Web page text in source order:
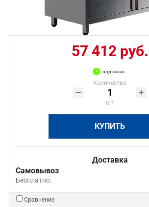
57 412 руб.
под заказ
Количество
шт
КУПИТЬ
Доставка
Самовывоз
Бесплатно.
Сравнение